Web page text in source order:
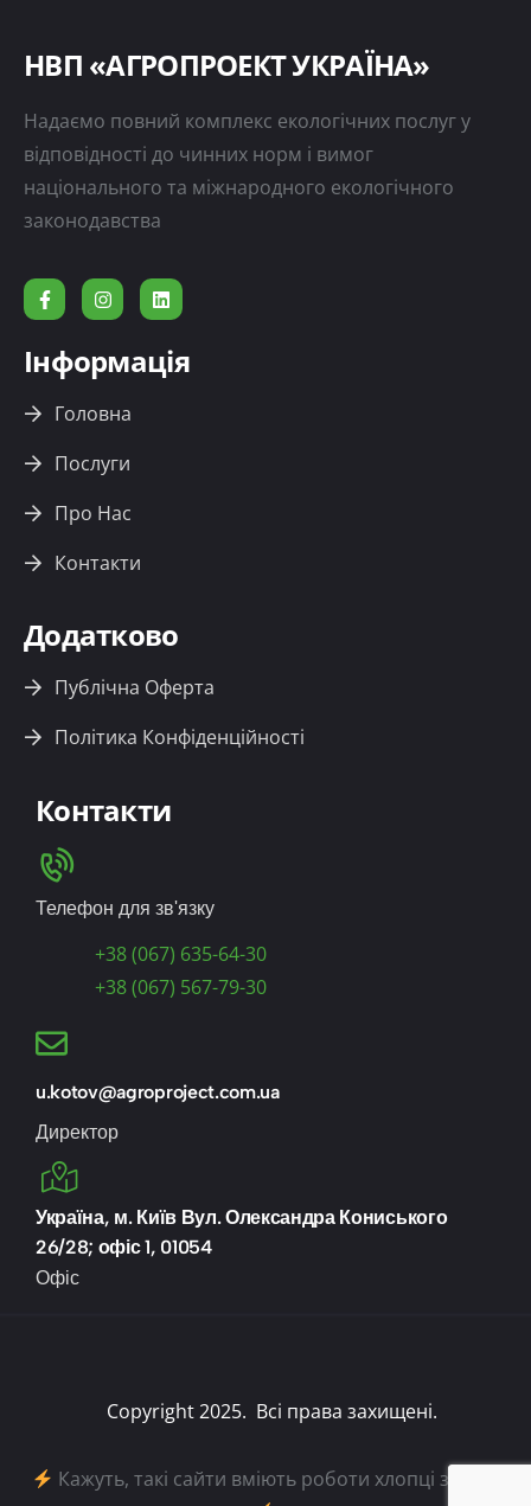
НВП «АГРОПРОЕКТ УКРАЇНА»
Надаємо повний комплекс екологічних послуг у
відповідності до чинних норм і вимог
національного та міжнародного екологічного
законодавства
Інформація
Головна
Послуги
Про Нас
Контакти
Додатково
Публічна Оферта
Політика Конфіденційності
Контакти
Телефон для зв'язку
+38 (067) 635-64-30
+38 (067) 567-79-30
u.kotov@agroproject.com.ua
Директор
Україна, м. Київ Вул. Олександра Кониського
26/28; офіс 1, 01054
Офіс
Copyright 2025. Всі права захищені.
Кажуть, такі сайти вміють роботи хлопці з